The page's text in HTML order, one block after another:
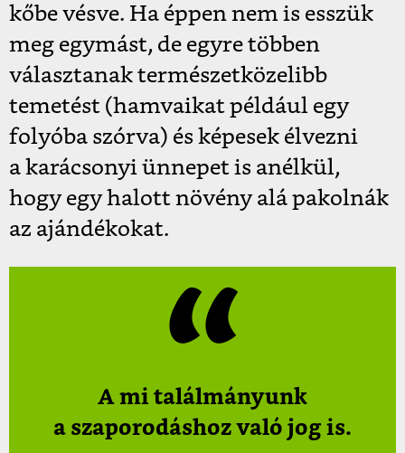
kőbe vésve. Ha éppen nem is esszük
meg egymást, de egyre többen
választanak természetközelibb
temetést (hamvaikat például egy
folyóba szórva) és képesek élvezni
a karácsonyi ünnepet is anélkül,
hogy egy halott növény alá pakolnák
az ajándékokat.
A mi találmányunk
a szaporodáshoz való jog is.